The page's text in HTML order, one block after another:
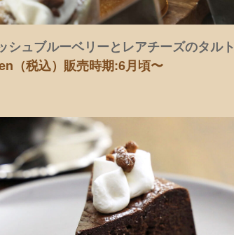
シュブルーベリーとレアチーズのタルト
（税込） 販売時期:6月頃〜